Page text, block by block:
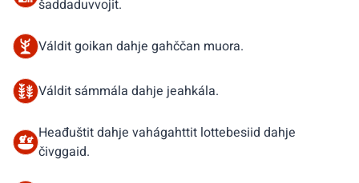
šaddaduvvojit.
Váldit goikan dahje gahččan muora.
Váldit sámmála dahje jeahkála.
Heađuštit dahje vahágahttit lottebesiid dahje
čivggaid.